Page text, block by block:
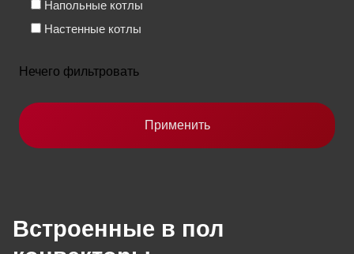
Напольные котлы
Настенные котлы
Нечего фильтровать
Применить
Встроенные в пол